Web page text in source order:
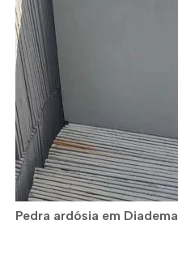
Pedra ardósia em Diadema